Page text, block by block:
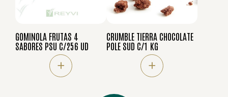
GOMINOLA FRUTAS 4
SABORES PSU C/256 UD
+
CRUMBLE TIERRA CHOCOLATE
POLE SUD C/1 KG
+